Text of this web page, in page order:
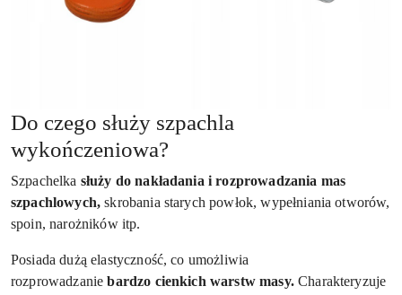
Do czego służy szpachla
wykończeniowa?
Szpachelka służy do nakładania i rozprowadzania mas
szpachlowych, skrobania starych powłok, wypełniania otworów,
spoin, narożników itp.
Posiada dużą elastyczność, co umożliwia
rozprowadzaniebardzo cienkich warstw masy.Charakteryzuje